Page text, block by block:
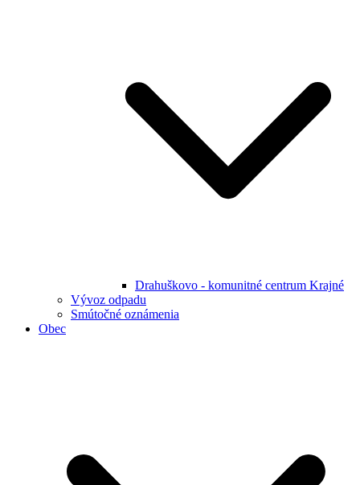
Drahuškovo - komunitné centrum Krajné
Vývoz odpadu
Smútočné oznámenia
Obec